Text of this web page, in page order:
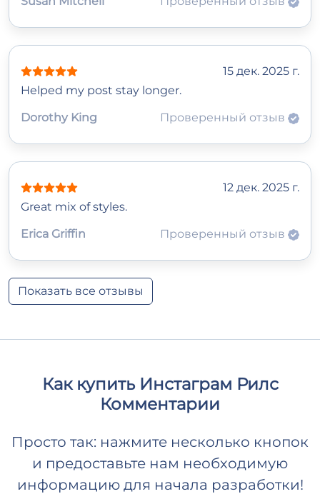
15 дек. 2025 г.
Helped my post stay longer.
Dorothy King
Проверенный отзыв
12 дек. 2025 г.
Great mix of styles.
Erica Griffin
Проверенный отзыв
Показать все отзывы
Как купить Инстаграм Рилс
Комментарии
Просто так: нажмите несколько кнопок
и предоставьте нам необходимую
информацию для начала разработки!